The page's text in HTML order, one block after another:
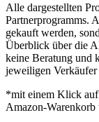
Alle dargestellten
Partnerprogramms.
gekauft werden,
Überblick über die
keine Beratung und
jeweiligen
*mit einem Klick
Amazon-Warenkorb